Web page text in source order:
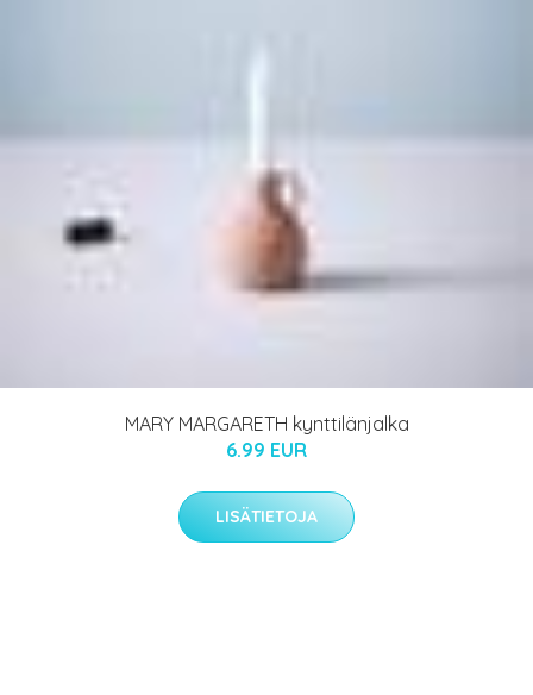
MARY MARGARETH kynttilänjalka
6.99 EUR
LISÄTIETOJA